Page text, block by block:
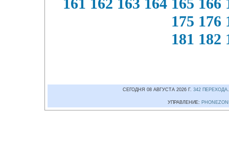
161 162 163 164 165 166
175 176
181 182
СЕГОДНЯ 08 АВГУСТА 2026 Г. 342 ПЕРЕХОДА
УПРАВЛЕНИЕ: